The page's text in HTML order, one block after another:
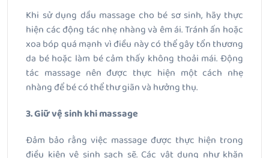
Khi sử dụng dầu massage cho bé sơ sinh, hãy thực
hiện các động tác nhẹ nhàng và êm ái. Tránh ấn hoặc
xoa bóp quá mạnh vì điều này có thể gây tổn thương
da bé hoặc làm bé cảm thấy không thoải mái. Động
tác massage nên được thực hiện một cách nhẹ
nhàng để bé có thể thư giãn và hưởng thụ.
3. Giữ vệ sinh khi massage
Đảm bảo rằng việc massage được thực hiện trong
điều kiện vệ sinh sạch sẽ. Các vật dụng như khăn